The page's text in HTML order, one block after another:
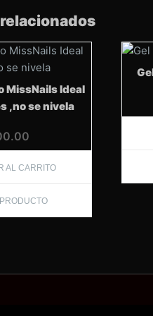
MissNails Ideal
,no se nivela
AL CARRITO